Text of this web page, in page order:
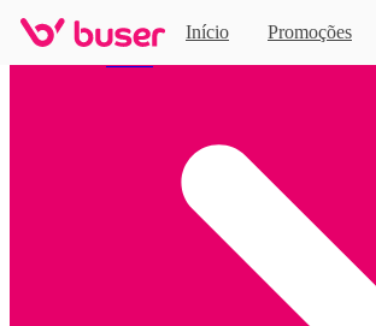
Início Promoções